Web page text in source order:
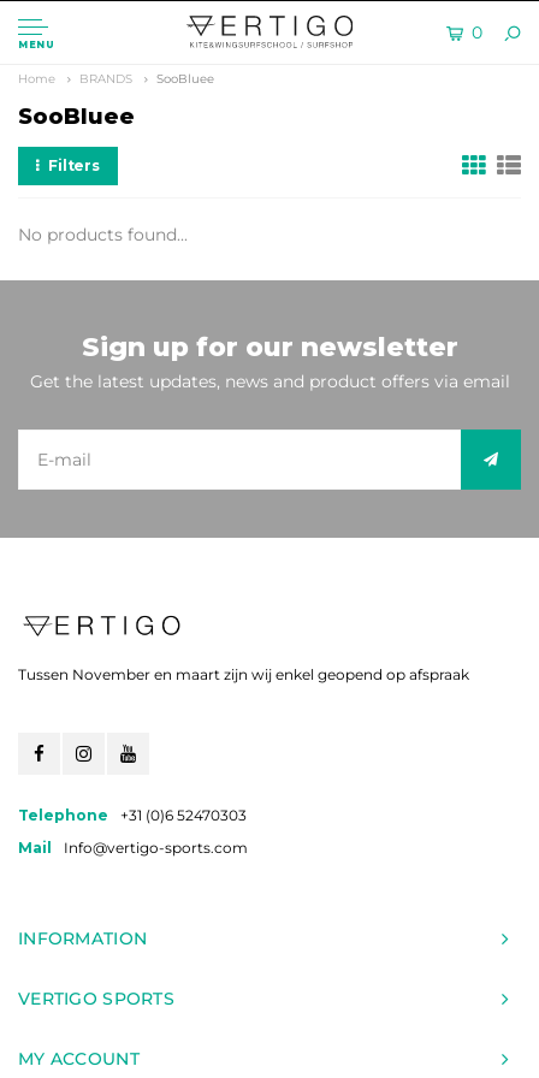
MENU
0
Home BRANDS SooBluee
SooBluee
Filters
No products found...
Sign up for our newsletter
Get the latest updates, news and product offers via email
Tussen November en maart zijn wij enkel geopend op afspraak
Telephone
+31 (0)6 52470303
Mail
Info@vertigo-sports.com
INFORMATION
VERTIGO SPORTS
MY ACCOUNT